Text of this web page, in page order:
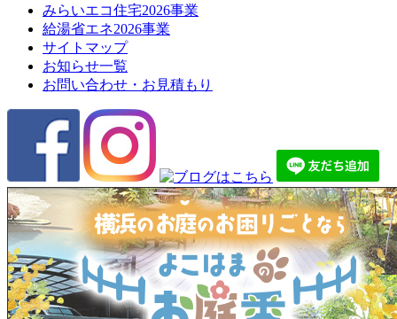
みらいエコ住宅2026事業
給湯省エネ2026事業
サイトマップ
お知らせ一覧
お問い合わせ・お見積もり